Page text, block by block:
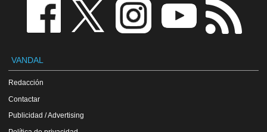
VANDAL
Redacción
Contactar
Publicidad / Advertising